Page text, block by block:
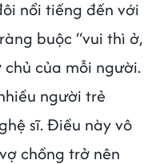
nổi tiếng đến với
buộc “vui thì ở,
của mỗi người.
người trẻ
sĩ. Điều này vô
chồng trở nên